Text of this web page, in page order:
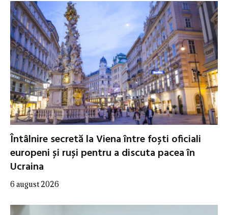
Întâlnire secretă la Viena între foști oficiali
europeni și ruși pentru a discuta pacea în
Ucraina
6 august 2026